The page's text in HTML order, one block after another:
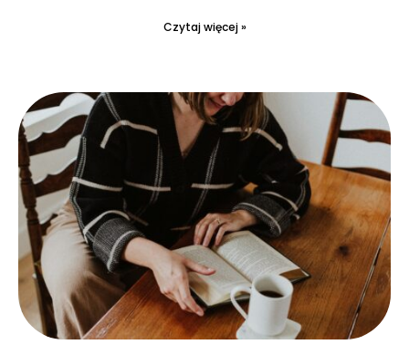
Czytaj więcej »